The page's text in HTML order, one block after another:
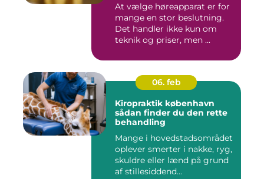
At vælge høreapparat er for
mange en stor beslutning.
Det handler ikke kun om
teknik og priser, men ...
06. feb
Kiropraktik københavn
sådan finder du den rette
behandling
Mange i hovedstadsområdet
oplever smerter i nakke, ryg,
skuldre eller lænd på grund
af stillesiddend...